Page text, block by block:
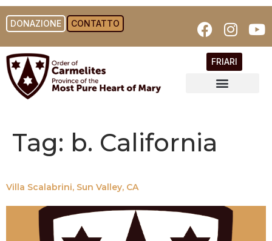
DONAZIONE CONTATTO
FRIARI
Tag: b. California
Villa Scalabrini, Sun Valley, CA